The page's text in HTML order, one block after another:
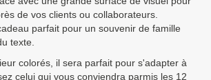
de vos clients ou collaborateurs.
parfait pour un souvenir de famille
texte.
colorés, il sera parfait pour s'adapter à
celui qui vous conviendra parmis les 12